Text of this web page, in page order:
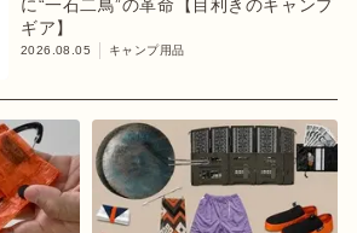
に“一石二鳥”の革命【目利きのキャンプ
ギア】
2026.08.05 キャンプ用品